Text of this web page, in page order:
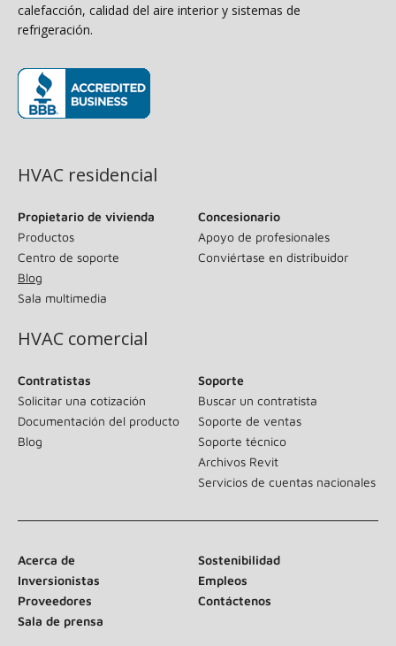
calefacción, calidad del aire interior y sistemas de
refrigeración.
HVAC residencial
Propietario de vivienda
Productos
Centro de soporte
Blog
Sala multimedia
Concesionario
Apoyo de profesionales
Conviértase en distribuidor
HVAC comercial
Contratistas
Solicitar una cotización
Documentación del producto
Blog
Soporte
Buscar un contratista
Soporte de ventas
Soporte técnico
Archivos Revit
Servicios de cuentas nacionales
Acerca de
Sostenibilidad
Inversionistas
Empleos
Proveedores
Contáctenos
Sala de prensa